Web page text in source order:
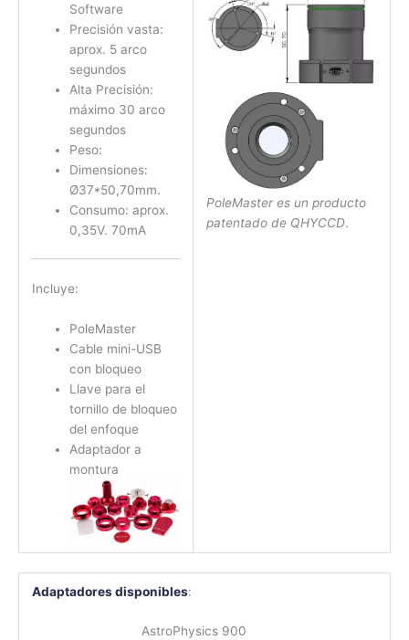
Software
Precisión vasta:
aprox. 5 arco
segundos
Alta Precisión:
máximo 30 arco
segundos
Peso:
Dimensiones:
Ø37*50,70mm.
Consumo: aprox.
0,35V. 70mA
Incluye:
PoleMaster
Cable mini-USB
con bloqueo
Llave para el
tornillo de bloqueo
del enfoque
Adaptador a
montura
PoleMaster es un producto
patentado de QHYCCD.
Adaptadores disponibles:
AstroPhysics 900